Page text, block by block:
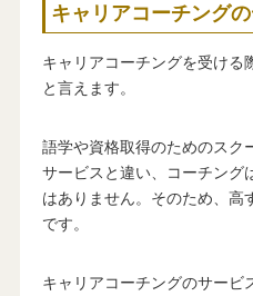
キャリアコーチング
キャリアコーチングを受ける
と言えます。
語学や資格取得のためのスク
サービスと違い、コーチング
はありません。そのため、高
です。
キャリアコーチングのサービ